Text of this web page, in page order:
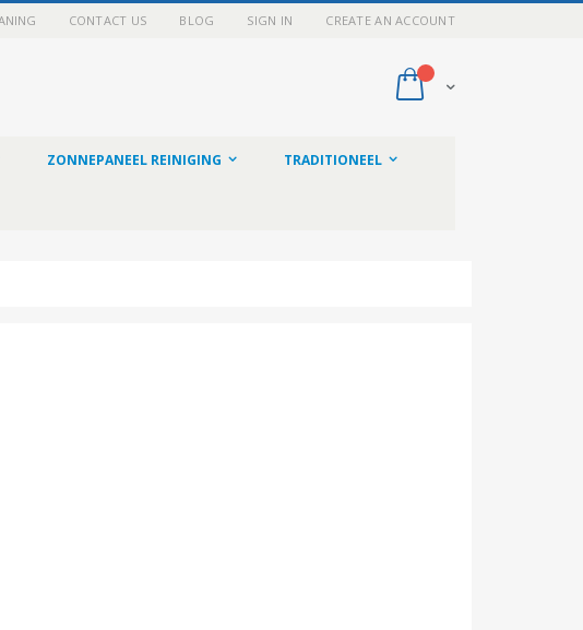
CONTACT US BLOG SIGN IN CREATE AN ACCOUNT
My Cart
ZONNEPANEEL REINIGING TRADITIONEEL